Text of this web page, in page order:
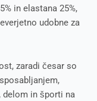
in elastana 25%,
udobne za
zaradi česar so
delom in športi na